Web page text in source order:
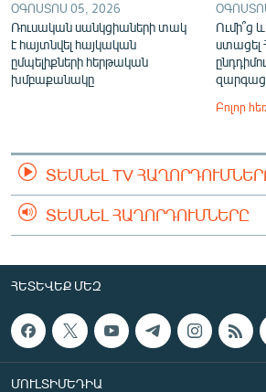
ՕԳՈՍՏՈՍ 05, 2026
Ռուսական սանկցիաների տակ
է հայտնվել հայկական
ըմպելիքների հերթական
խմբաքանակը
Ումի՞ց
ստացել
Բոլոր
ՏԵՍՆԵԼ TV
ՏԵՍՆԵԼ ՀԱՂՈՐԴՈՒՄՆԵՐԸ
ՀԵՏԵՎԵՔ ՄԵԶ
ՄՈՒԼՏԻՄԵԴԻԱ